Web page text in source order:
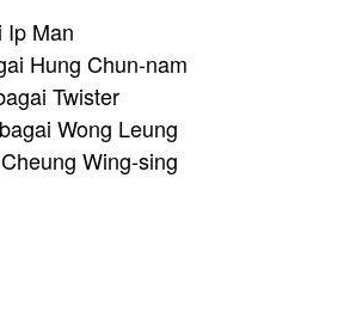
Ip Man
Hung Chun-nam
Twister
Wong Leung
Wing-sing